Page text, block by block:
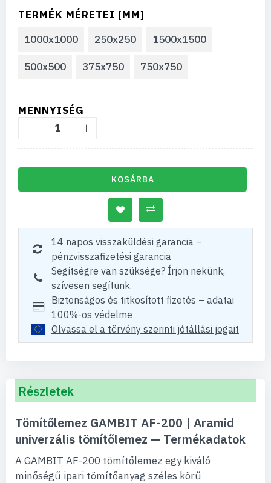
TERMÉK MÉRETEI [MM]
1000x1000
250x250 1500x1500
500x500 375x750 750x750
MENNYISÉG
KOSÁRBA
14 napos visszaküldési garancia –
pénzvisszafizetési garancia
Segítségre van szüksége? Írjon nekünk,
szívesen segítünk.
Biztonságos és titkosított fizetés – adatai
100%-os védelme
Olvassa el a törvény szerinti jótállási jogait
Részletek
Tömítőlemez GAMBIT AF-200 | Aramid
univerzális tömítőlemez — Termékadatok
A GAMBIT AF-200 tömítőlemez egy kiváló
minőségű ipari tömítőanyag széles körű